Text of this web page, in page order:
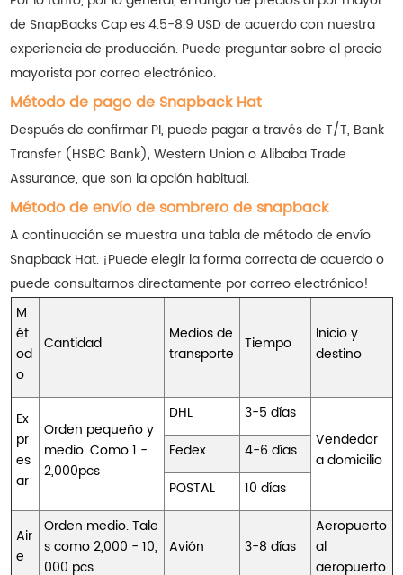
de SnapBacks Cap es 4.5-8.9 USD de acuerdo con nuestra
experiencia de producción. Puede preguntar sobre el precio
mayorista por correo electrónico.
Método de pago de Snapback Hat
Después de confirmar PI, puede pagar a través de T/T, Bank
Transfer (HSBC Bank), Western Union o Alibaba Trade
Assurance, que son la opción habitual.
Método de envío de sombrero de snapback
A continuación se muestra una tabla de método de envío
Snapback Hat. ¡Puede elegir la forma correcta de acuerdo o
puede consultarnos directamente por correo electrónico!
M
ét
od
o
Cantidad
Medios de
transporte
Tiempo
Inicio y
destino
Ex
pr
es
ar
Orden pequeño y
medio. Como 1 -
2,000pcs
DHL
3-5 días
Vendedor
a domicilio
Fedex
4-6 días
POSTAL
10 días
Air
e
Orden medio. Tale
s como 2,000 - 10,
000 pcs
Avión 3-8 días
Aeropuerto
al
aeropuerto